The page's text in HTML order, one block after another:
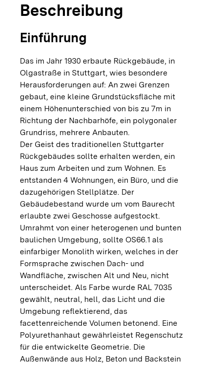
Beschreibung
Einführung
Das im Jahr 1930 erbaute Rückgebäude, in
Olgastraße in Stuttgart, wies besondere
Herausforderungen auf: An zwei Grenzen
gebaut, eine kleine Grundstücksfläche mit
einem Höhenunterschied von bis zu 7m in
Richtung der Nachbarhöfe, ein polygonaler
Grundriss, mehrere Anbauten.
Der Geist des traditionellen Stuttgarter
Rückgebäudes sollte erhalten werden, ein
Haus zum Arbeiten und zum Wohnen. Es
entstanden 4 Wohnungen, ein Büro, und die
dazugehörigen Stellplätze. Der
Gebäudebestand wurde um vom Baurecht
erlaubte zwei Geschosse aufgestockt.
Umrahmt von einer heterogenen und bunten
baulichen Umgebung, sollte OS66.1 als
einfarbiger Monolith wirken, welches in der
Formsprache zwischen Dach- und
Wandfläche, zwischen Alt und Neu, nicht
unterscheidet. Als Farbe wurde RAL 7035
gewählt, neutral, hell, das Licht und die
Umgebung reflektierend, das
facettenreichende Volumen betonend. Eine
Polyurethanhaut gewährleistet Regenschutz
für die entwickelte Geometrie. Die
Außenwände aus Holz, Beton und Backstein